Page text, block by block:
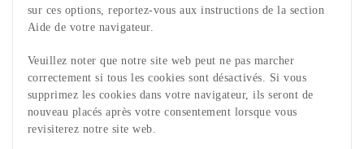
sur ces options, reportez-vous aux instructions de la section
Aide de votre navigateur.
Veuillez noter que notre site web peut ne pas marcher
correctement si tous les cookies sont désactivés. Si vous
supprimez les cookies dans votre navigateur, ils seront de
nouveau placés après votre consentement lorsque vous
revisiterez notre site web.